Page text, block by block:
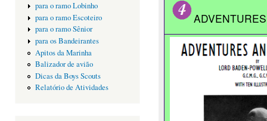
para o ramo Lobinho
para o ramo Escoteiro
para o ramo Sênior
para os Bandeirantes
Apitos da Marinha
Balizador de avião
Dicas da Boys Scouts
Relatório de Atividades